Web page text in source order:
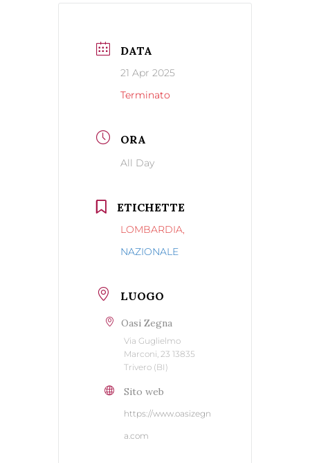
DATA
21 Apr 2025
Terminato
ORA
All Day
ETICHETTE
LOMBARDIA,
NAZIONALE
LUOGO
Oasi Zegna
Via Guglielmo
Marconi, 23 13835
Trivero (BI)
Sito web
https://www.oasizegn
a.com